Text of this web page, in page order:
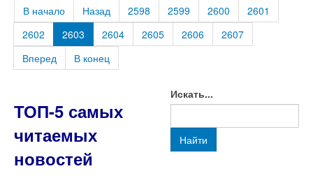
В начало Назад 2598 2599 2600
2601
2602
2603 2604 2605 2606
2607
Вперед
В конец
ТОП-5 самых
читаемых
новостей
Искать...
Найти